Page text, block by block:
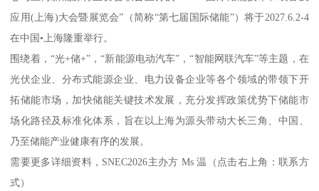
应用(上海)大会暨展览会”（简称“第七届国际储能”）将于2027.6.2-4
在中国•上海隆重举行。
围绕着，“光+储+”，“新能源电动汽车”，“智能网联汽车”等主题，在
光伏企业、分布式能源企业、电力设备企业等各个领域的带领下开
拓储能市场，加快储能关键技术发展，充分发挥政策优势下储能市
场化路径及标准化体系，旨在以上海为源头带动大长三角、中国、
乃至储能产业健康有序的发展。
需要更多详细资料，SNEC2026主办方 Ms 温（点击右上角：联系方
式）